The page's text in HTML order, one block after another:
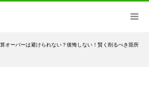
算オーバーは避けられない？後悔しない！賢く削るべき箇所